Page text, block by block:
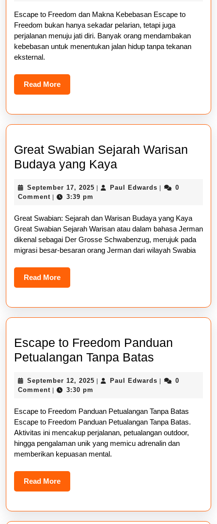
Menuju
Kebebasan
Sejati
Escape to Freedom dan Makna Kebebasan Escape to
Freedom bukan hanya sekadar pelarian, tetapi juga
perjalanan menuju jati diri. Banyak orang mendambakan
kebebasan untuk menentukan jalan hidup tanpa tekanan
eksternal.
Read MoreRead
More
Great Swabian Sejarah Warisan
Budaya yang Kaya
Sejarah
Budaya
yang
Kaya
September 17, 2025 September
Paul Edwards Paul 0
Comment
3:39 pm
Great Swabian: Sejarah dan Warisan Budaya yang Kaya
Great Swabian Sejarah Warisan atau dalam bahasa Jerman
dikenal sebagai Der Grosse Schwabenzug, merujuk pada
migrasi besar-besaran orang Jerman dari wilayah Swabia
Read MoreRead
More
Escape to Freedom Panduan
Petualangan Tanpa Batas
Freedom
Tanpa
Batas
September 12, 2025 September
Paul Edwards Paul 0
Comment
3:30 pm
Escape to Freedom Panduan Petualangan Tanpa Batas
Escape to Freedom Panduan Petualangan Tanpa Batas.
Aktivitas ini mencakup perjalanan, petualangan outdoor,
hingga pengalaman unik yang memicu adrenalin dan
memberikan kepuasan mental.
Read MoreRead
More